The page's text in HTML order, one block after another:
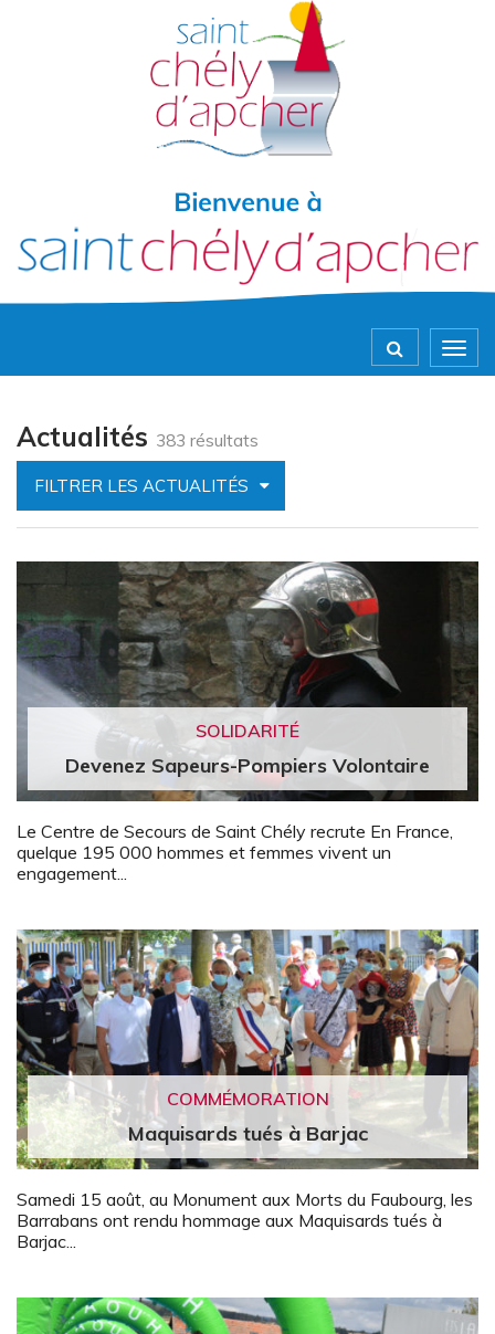
Actualités 383 résultats
FILTRER LES ACTUALITÉS
SOLIDARITÉ
Devenez Sapeurs-Pompiers Volontaire
Le Centre de Secours de Saint Chély recrute En France,
quelque 195 000 hommes et femmes vivent un
engagement...
COMMÉMORATION
Maquisards tués à Barjac
Samedi 15 août, au Monument aux Morts du Faubourg, les
Barrabans ont rendu hommage aux Maquisards tués à
Barjac...